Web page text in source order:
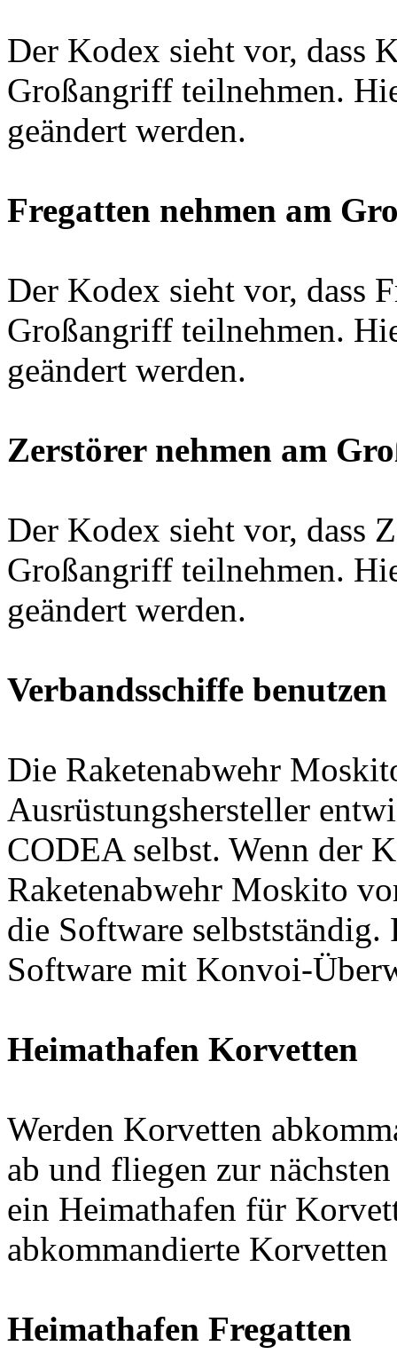
Der Kodex sieht vor, dass
Großangriff teilnehmen.
geändert werden.
Fregatten nehmen am
Der Kodex sieht vor, dass
Großangriff teilnehmen.
geändert werden.
Zerstörer nehmen am
Der Kodex sieht vor, dass
Großangriff teilnehmen.
geändert werden.
Verbandsschiffe
Die Raketenabwehr
Ausrüstungshersteller
CODEA selbst. Wenn der
Raketenabwehr Moskito
die Software
Software mit Konvoi-
Heimathafen Korvetten
Werden Korvetten
ab und fliegen zur
ein Heimathafen für
abkommandierte
Heimathafen Fregatten